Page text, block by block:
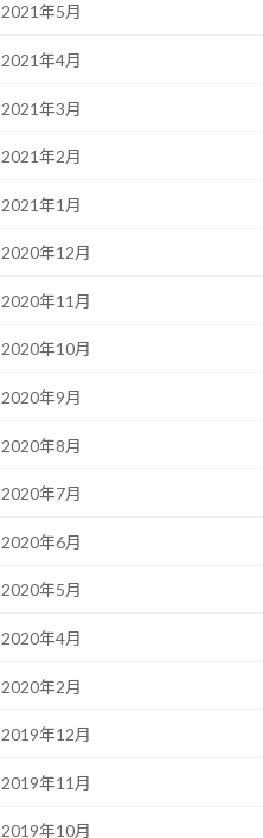
2021年5月
2021年4月
2021年3月
2021年2月
2021年1月
2020年12月
2020年11月
2020年10月
2020年9月
2020年8月
2020年7月
2020年6月
2020年5月
2020年4月
2020年2月
2019年12月
2019年11月
2019年10月